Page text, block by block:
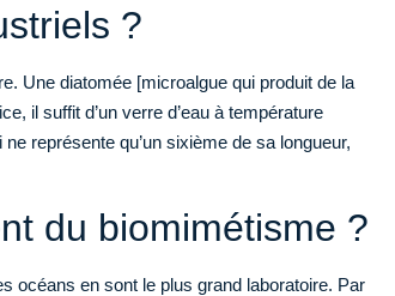
?
Une diatomée [microalgue qui produit de la
il suffit d’un verre d’eau à température
représente qu’un sixième de sa longueur,
du biomimétisme ?
océans en sont le plus grand laboratoire. Par